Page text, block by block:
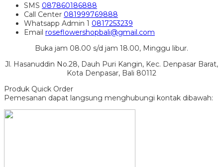
SMS 087860186888
Call Center 081999769888
Whatsapp Admin 1 0817253239
Email roseflowershopbali@gmail.com
Buka jam 08.00 s/d jam 18.00, Minggu libur.
Jl. Hasanuddin No.28, Dauh Puri Kangin, Kec. Denpasar Barat,
Kota Denpasar, Bali 80112
Produk Quick Order
Pemesanan dapat langsung menghubungi kontak dibawah: